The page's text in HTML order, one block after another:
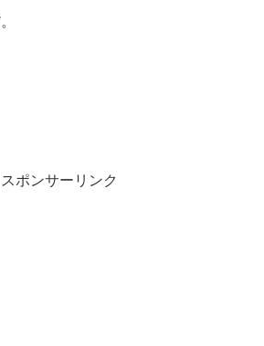
スポンサーリンク